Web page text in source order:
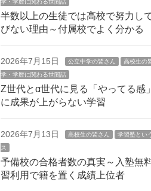
学・学歴に関わる世間話
半数以上の生徒では高校で努力し
びない理由～付属校でよく分かる
2026年7月15日 公立中学の皆さん 高校生の
学・学歴に関わる世間話
Z世代とα世代に見る「やってる感
に成果が上がらない学習
2026年7月13日 高校生の皆さん
学習塾とい
ス
予備校の合格者数の真実～入塾無
習利用で籍を置く成績上位者